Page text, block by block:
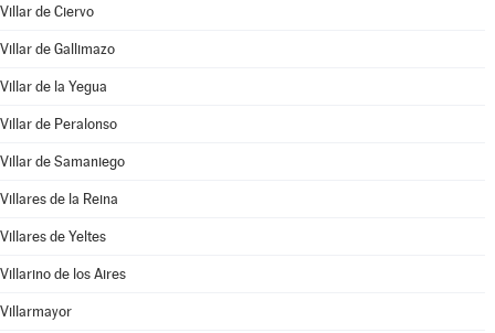
Villar de Ciervo
Villar de Gallimazo
Villar de la Yegua
Villar de Peralonso
Villar de Samaniego
Villares de la Reina
Villares de Yeltes
Villarino de los Aires
Villarmayor